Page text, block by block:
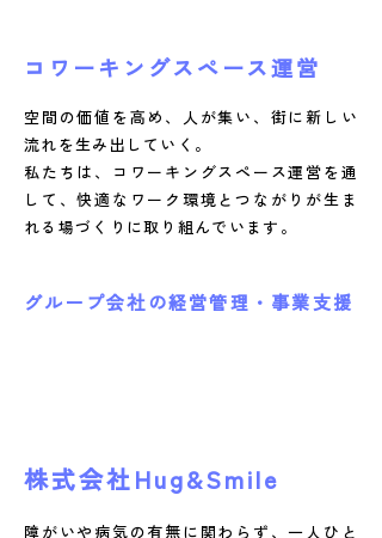
コワーキングスペース運営
空間の価値を高め、人が集い、街に新しい
流れを生み出していく。
私たちは、コワーキングスペース運営を通
して、快適なワーク環境とつながりが生ま
れる場づくりに取り組んでいます。
グループ会社の経営管理・事業支援
株式会社Hug&Smile
障がいや病気の有無に関わらず、一人ひと